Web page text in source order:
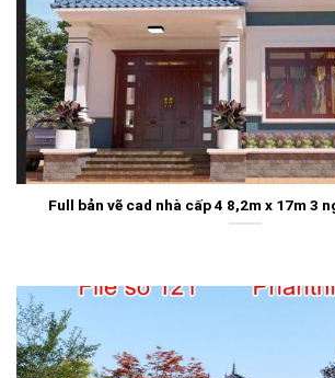
Full bản vẽ cad nhà cấp 4 8,2m x 17m 3